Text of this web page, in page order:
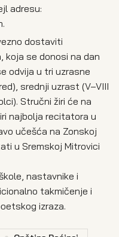
adresu:
dostaviti
se donosi na dan
odvija u tri uzrasne
srednji uzrast (V–VIII
Stručni žiri će na
najbolja recitatora u
učešća na Zonskoj
u Sremskoj Mitrovici
nastavnike i
takmičenje i
izraza.